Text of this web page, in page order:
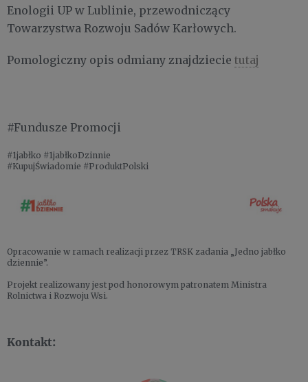
Enologii UP w Lublinie, przewodniczący
Towarzystwa Rozwoju Sadów Karłowych.
Pomologiczny opis odmiany znajdziecie tutaj
#Fundusze Promocji
#1jabłko #1jabłkoDzinnie
#KupujŚwiadomie #ProduktPolski
Opracowanie w ramach realizacji przez TRSK zadania „Jedno jabłko
dziennie”.
Projekt realizowany jest pod honorowym patronatem Ministra
Rolnictwa i Rozwoju Wsi.
Kontakt: